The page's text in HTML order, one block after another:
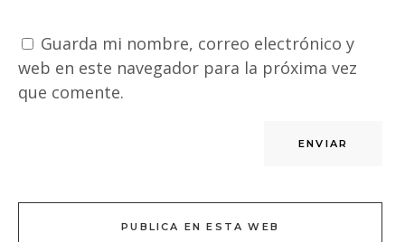
Guarda mi nombre, correo electrónico y
web en este navegador para la próxima vez
que comente.
PUBLICA EN ESTA WEB